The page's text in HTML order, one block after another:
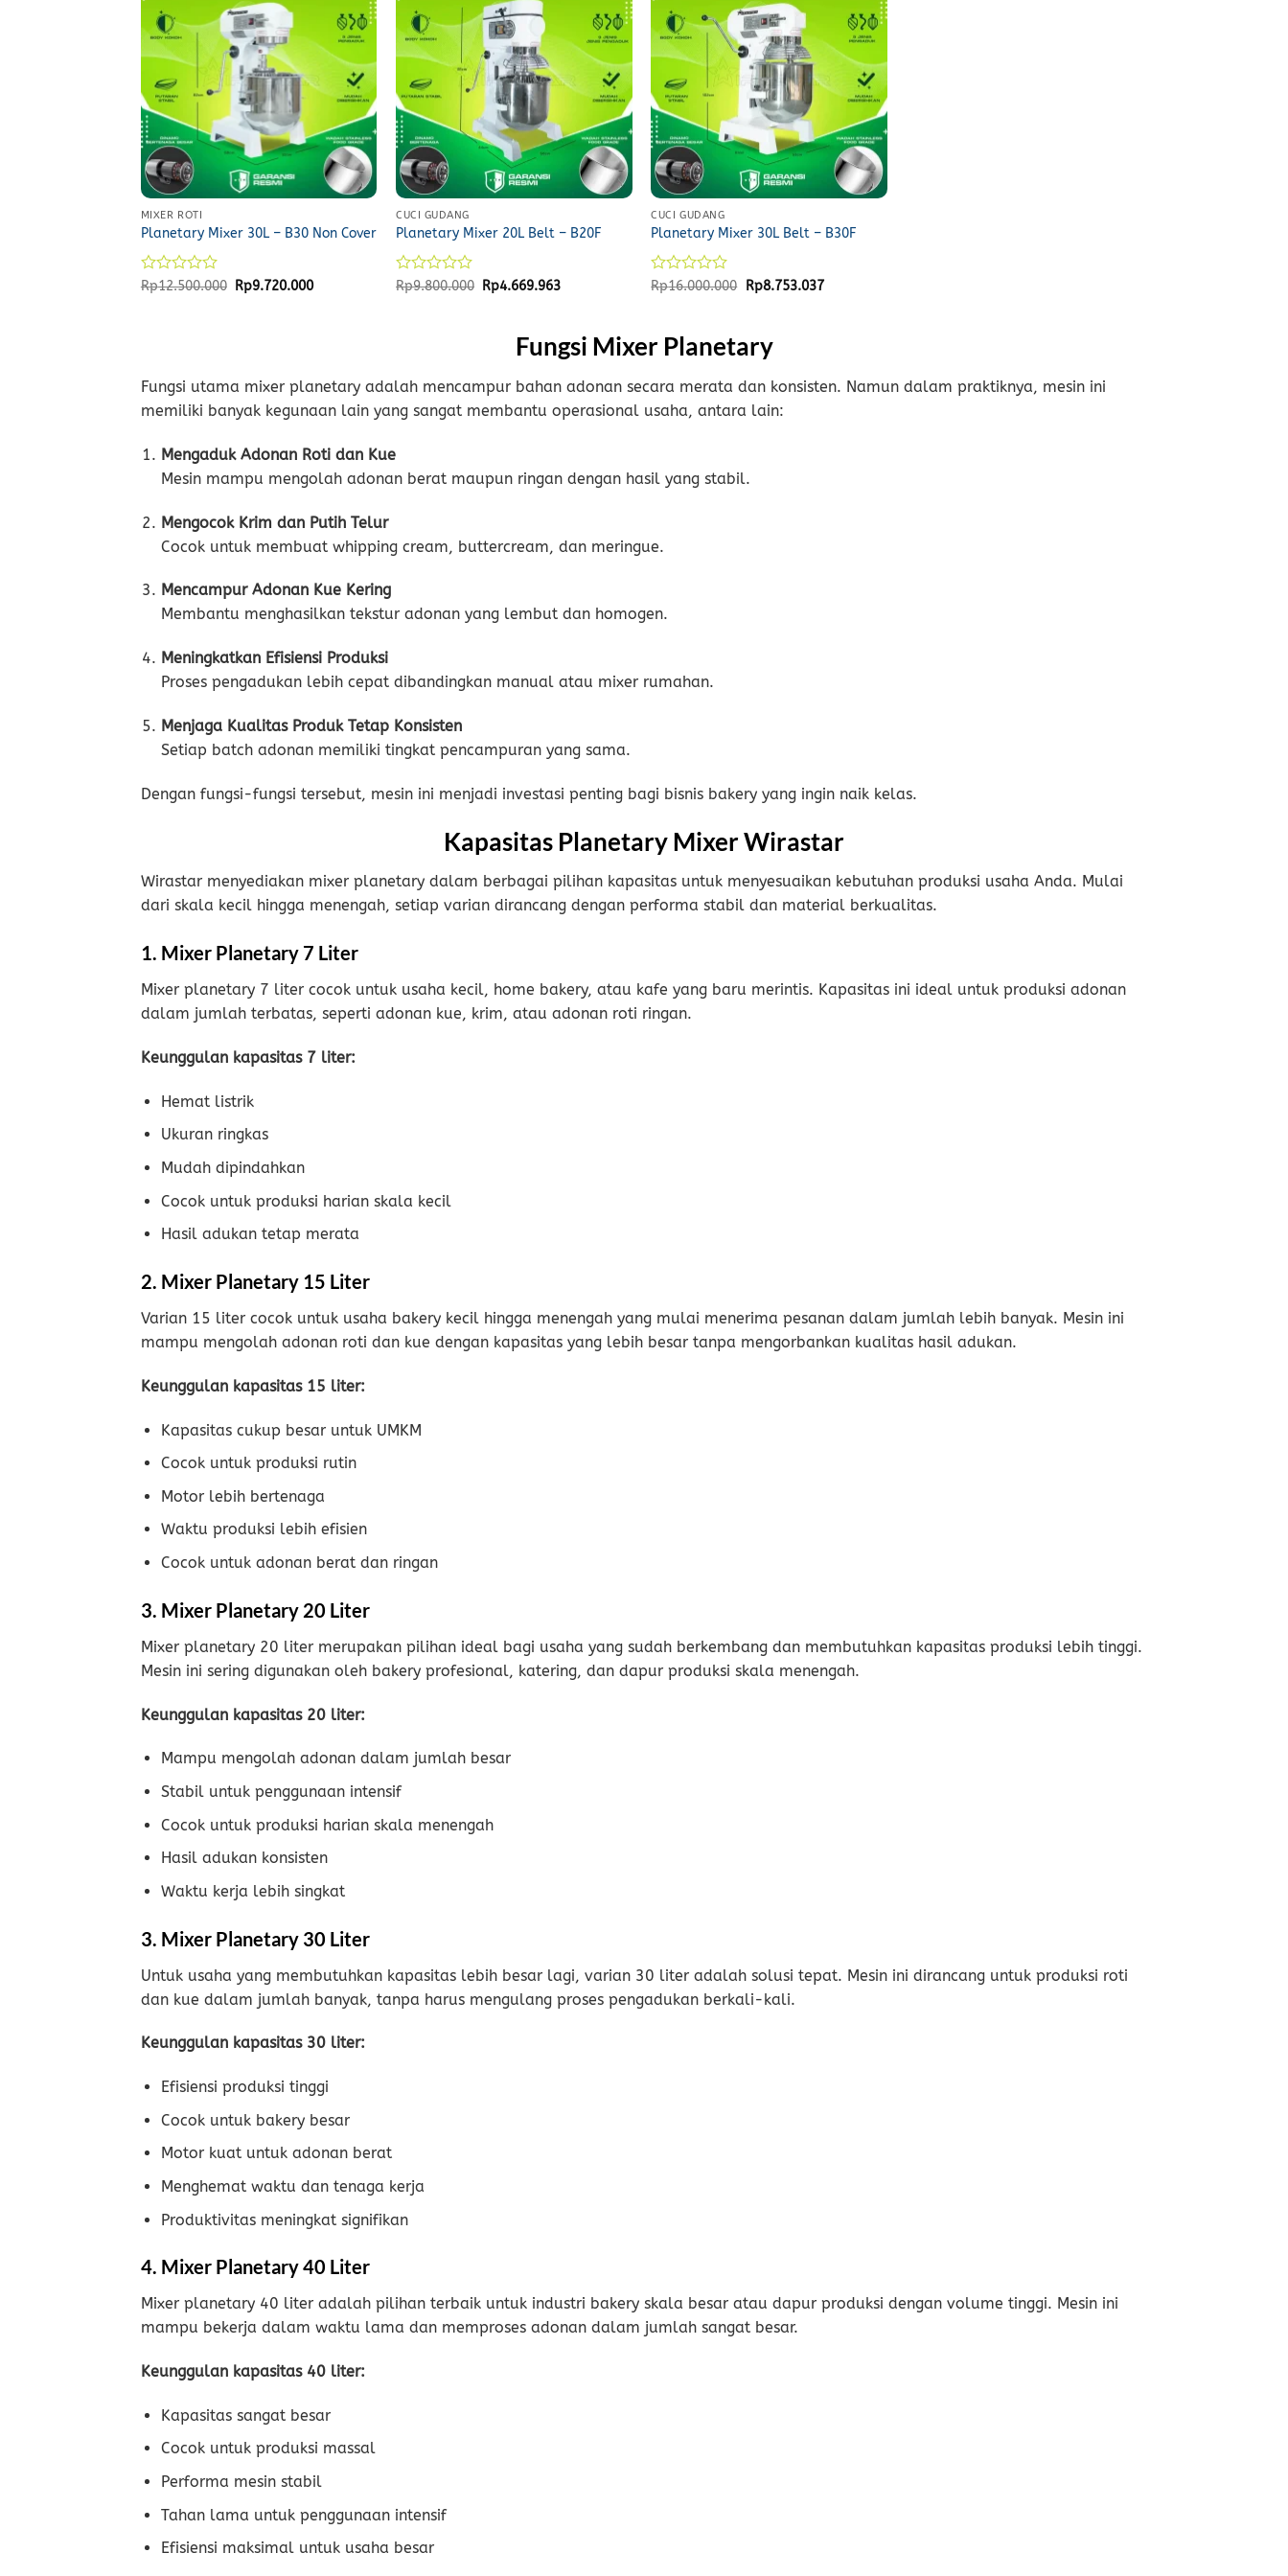
MIXER ROTI
Planetary Mixer 30L – B30 Non Cover
Rated
Rp12.500.000 Original
price
Rp9.720.000Current
CUCI GUDANG
Planetary Mixer 20L Belt – B20F
Rated
Rp9.800.000 Original
price
Rp4.669.963Current
CUCI GUDANG
Planetary Mixer 30L Belt – B30F
Rated
5
Rp16.000.000 Original
price
Rp8.753.037Current
Fungsi Mixer Planetary
Fungsi utama mixer planetary adalah mencampur bahan adonan secara merata dan konsisten. Namun dalam praktiknya, mesin ini
memiliki banyak kegunaan lain yang sangat membantu operasional usaha, antara lain:
Mengaduk Adonan Roti dan Kue
Mesin mampu mengolah adonan berat maupun ringan dengan hasil yang stabil.
Mengocok Krim dan Putih Telur
Cocok untuk membuat whipping cream, buttercream, dan meringue.
Mencampur Adonan Kue Kering
Membantu menghasilkan tekstur adonan yang lembut dan homogen.
Meningkatkan Efisiensi Produksi
Proses pengadukan lebih cepat dibandingkan manual atau mixer rumahan.
Menjaga Kualitas Produk Tetap Konsisten
Setiap batch adonan memiliki tingkat pencampuran yang sama.
Dengan fungsi-fungsi tersebut, mesin ini menjadi investasi penting bagi bisnis bakery yang ingin naik kelas.
Kapasitas Planetary Mixer Wirastar
Wirastar menyediakan mixer planetary dalam berbagai pilihan kapasitas untuk menyesuaikan kebutuhan produksi usaha Anda. Mulai
dari skala kecil hingga menengah, setiap varian dirancang dengan performa stabil dan material berkualitas.
1. Mixer Planetary 7 Liter
Mixer planetary 7 liter cocok untuk usaha kecil, home bakery, atau kafe yang baru merintis. Kapasitas ini ideal untuk produksi adonan
dalam jumlah terbatas, seperti adonan kue, krim, atau adonan roti ringan.
Keunggulan kapasitas 7 liter:
Hemat listrik
Ukuran ringkas
Mudah dipindahkan
Cocok untuk produksi harian skala kecil
Hasil adukan tetap merata
2. Mixer Planetary 15 Liter
Varian 15 liter cocok untuk usaha bakery kecil hingga menengah yang mulai menerima pesanan dalam jumlah lebih banyak. Mesin ini
mampu mengolah adonan roti dan kue dengan kapasitas yang lebih besar tanpa mengorbankan kualitas hasil adukan.
Keunggulan kapasitas 15 liter:
Kapasitas cukup besar untuk UMKM
Cocok untuk produksi rutin
Motor lebih bertenaga
Waktu produksi lebih efisien
Cocok untuk adonan berat dan ringan
3. Mixer Planetary 20 Liter
Mixer planetary 20 liter merupakan pilihan ideal bagi usaha yang sudah berkembang dan membutuhkan kapasitas produksi lebih tinggi.
Mesin ini sering digunakan oleh bakery profesional, katering, dan dapur produksi skala menengah.
Keunggulan kapasitas 20 liter:
Mampu mengolah adonan dalam jumlah besar
Stabil untuk penggunaan intensif
Cocok untuk produksi harian skala menengah
Hasil adukan konsisten
Waktu kerja lebih singkat
3. Mixer Planetary 30 Liter
Untuk usaha yang membutuhkan kapasitas lebih besar lagi, varian 30 liter adalah solusi tepat. Mesin ini dirancang untuk produksi roti
dan kue dalam jumlah banyak, tanpa harus mengulang proses pengadukan berkali-kali.
Keunggulan kapasitas 30 liter:
Efisiensi produksi tinggi
Cocok untuk bakery besar
Motor kuat untuk adonan berat
Menghemat waktu dan tenaga kerja
Produktivitas meningkat signifikan
4. Mixer Planetary 40 Liter
Mixer planetary 40 liter adalah pilihan terbaik untuk industri bakery skala besar atau dapur produksi dengan volume tinggi. Mesin ini
mampu bekerja dalam waktu lama dan memproses adonan dalam jumlah sangat besar.
Keunggulan kapasitas 40 liter:
Kapasitas sangat besar
Cocok untuk produksi massal
Performa mesin stabil
Tahan lama untuk penggunaan intensif
Efisiensi maksimal untuk usaha besar